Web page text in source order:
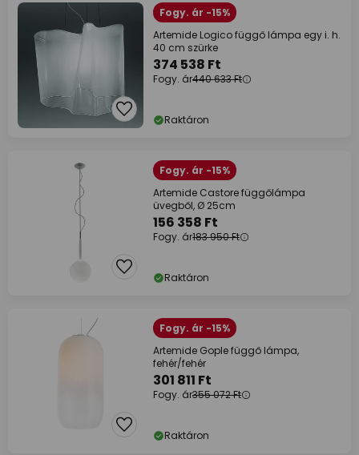
Fogy. ár -15%
Artemide Logico függő lámpa egy i. h.
40 cm szürke
374 538 Ft
Fogy. ár440 633 Ft
Raktáron
Fogy. ár -15%
Artemide Castore függőlámpa
üvegből, Ø 25cm
156 358 Ft
Fogy. ár183 950 Ft
Raktáron
Fogy. ár -15%
Artemide Gople függő lámpa,
fehér/fehér
301 811 Ft
Fogy. ár355 072 Ft
Raktáron